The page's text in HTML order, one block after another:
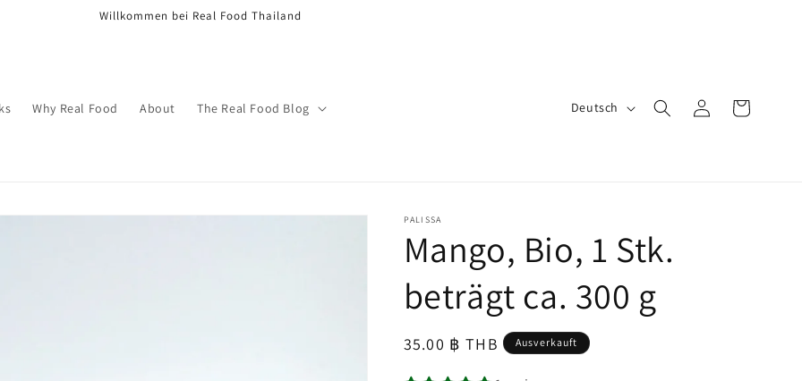
Willkommen bei Real Food Thailand
Why Real Food About The Real Food Blog
h
e
Deutsch EinloggenWarenkorb
PALISSA
Mango, Bio, 1 Stk.
beträgt ca. 300 g
Normaler
35.00 ฿ THB Ausverkauft